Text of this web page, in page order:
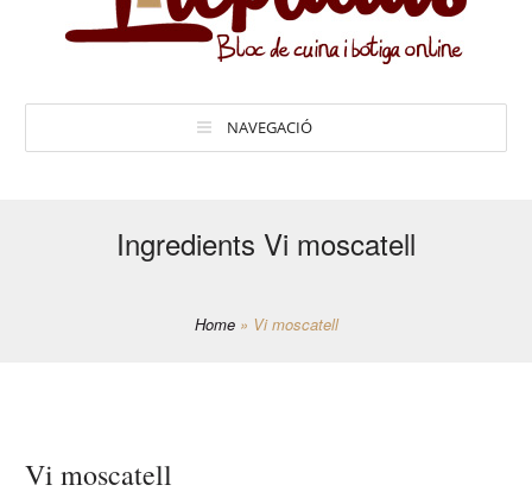
NAVEGACIÓ
Ingredients Vi moscatell
Home » Vi moscatell
Vi moscatell